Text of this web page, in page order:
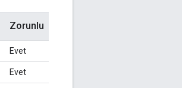
Zorunlu
Evet
Evet